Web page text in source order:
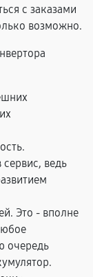
с заказами
возможно.
ведь
Это - вполне
очередь